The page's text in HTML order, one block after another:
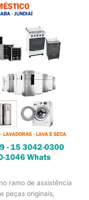
ramo de assistência
peças originais,